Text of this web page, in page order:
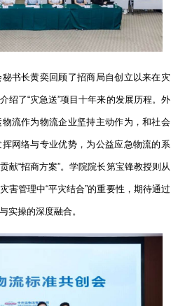
书长黄奕回顾了招商局自创立以来在灾
绍了“灾急送”项目十年来的发展历程。外
流作为物流企业坚持主动作为，和社会
网络与专业优势，为公益应急物流的系
献“招商方案”。学院院长第宝锋教授则从
害管理中“平灾结合”的重要性，期待通过
实操的深度融合。